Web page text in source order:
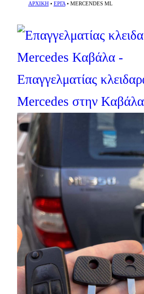
ΑΡΧΙΚΗ• ΕΡΓΑ• MERCENDES ML